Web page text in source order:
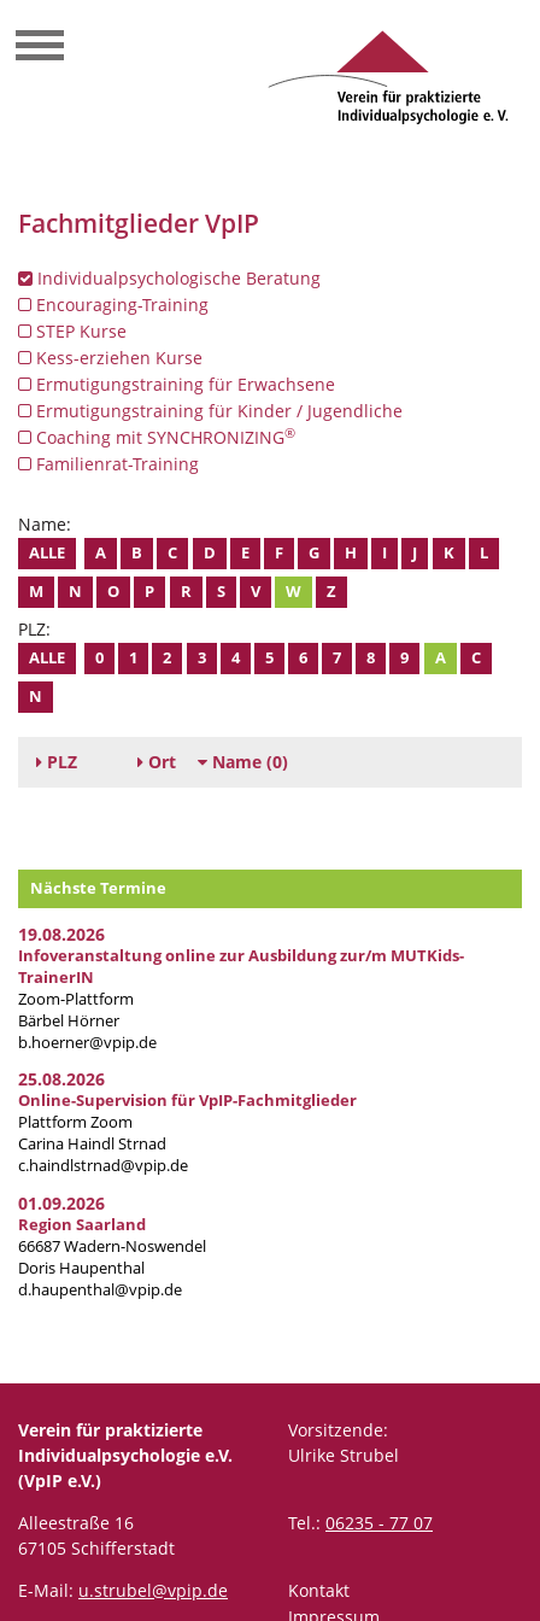
Fachmitglieder VpIP
Individualpsychologische Beratung
Encouraging-Training
STEP Kurse
Kess-erziehen Kurse
Ermutigungstraining für Erwachsene
Ermutigungstraining für Kinder / Jugendliche
Coaching mit SYNCHRONIZING®
Familienrat-Training
Name:
ALLE A B C D E F G H I J K
L
M
N O P R S V W Z
PLZ:
ALLE 0 1 2 3 4 5 6 7 8 9 A
C
N
PLZ Ort Name (0)
Nächste Termine
19.08.2026
Infoveranstaltung online zur Ausbildung zur/m MUTKids-
TrainerIN
Zoom-Plattform
Bärbel Hörner
b.hoerner@vpip.de
25.08.2026
Online-Supervision für VpIP-Fachmitglieder
Plattform Zoom
Carina Haindl Strnad
c.haindlstrnad@vpip.de
01.09.2026
Region Saarland
66687 Wadern-Noswendel
Doris Haupenthal
d.haupenthal@vpip.de
Verein für praktizierte
Individualpsychologie e.V.
(VpIP e.V.)
Vorsitzende:
Ulrike Strubel
Alleestraße 16
67105 Schifferstadt
Tel.: 06235 - 77 07
E-Mail: u.strubel@vpip.de
Kontakt